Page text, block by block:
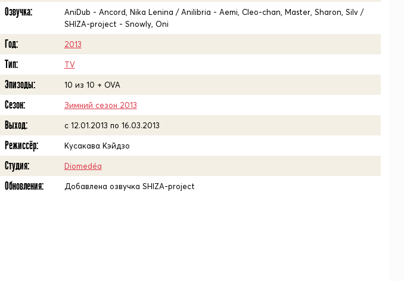
Озвучка:
AniDub - Ancord, Nika Lenina / Anilibria - Aemi, Cleo-chan, Master, Sharon, Silv /
SHIZA-project - Snowly, Oni
Год: 2013
Тип: TV
Эпизоды: 10 из 10 + OVA
Сезон: Зимний сезон 2013
Выход: c 12.01.2013 по 16.03.2013
Режиссёр: Кусакава Кэйдзо
Студия: Diomedéa
Обновления: Добавлена озвучка SHIZA-project